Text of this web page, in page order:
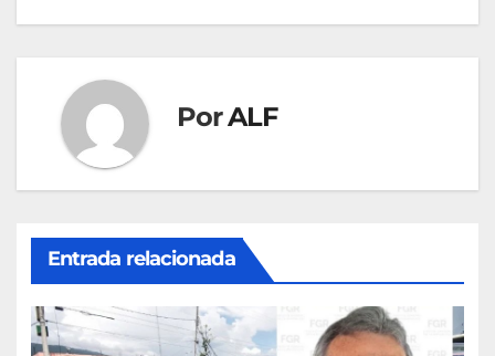
PorALF
Entrada relacionada